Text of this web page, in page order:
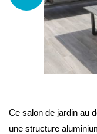
Ce salon de jardin au
une structure